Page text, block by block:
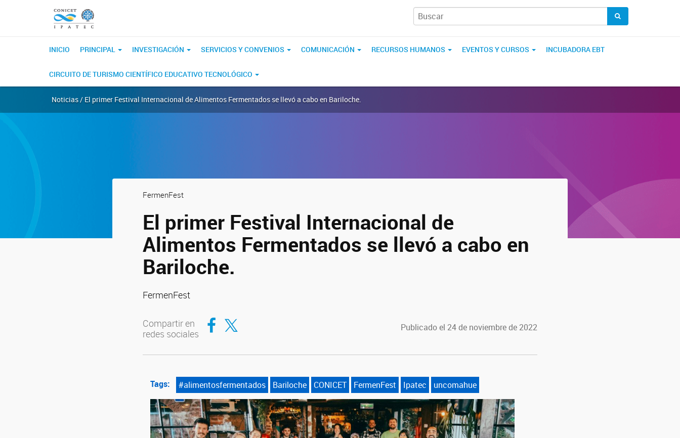
INICIO PRINCIPAL INVESTIGACIÓN SERVICIOS Y CONVENIOS COMUNICACIÓN RECURSOS HUMANOS EVENTOS Y CURSOS INCUBADORA EBT
CIRCUITO DE TURISMO CIENTÍFICO EDUCATIVO TECNOLÓGICO
Noticias / El primer Festival Internacional de Alimentos Fermentados se llevó a cabo en Bariloche.
FermenFest
El primer Festival Internacional de
Alimentos Fermentados se llevó a cabo en
Bariloche.
FermenFest
Compartir en
redes sociales
Compartir en Facebook
Compartir en Twitter Publicado el 24 de noviembre de 2022
Tags: #alimentosfermentados Bariloche CONICET FermenFest Ipatec uncomahue